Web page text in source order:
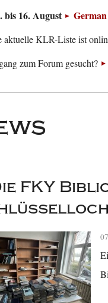
bis 16. August
aktuelle KLR-Liste ist
zum Forum gesucht?
FKY